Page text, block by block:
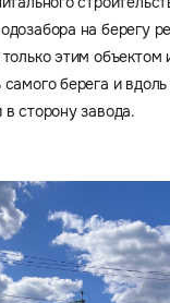
на берегу
этим объектом
берега и
сторону завода.